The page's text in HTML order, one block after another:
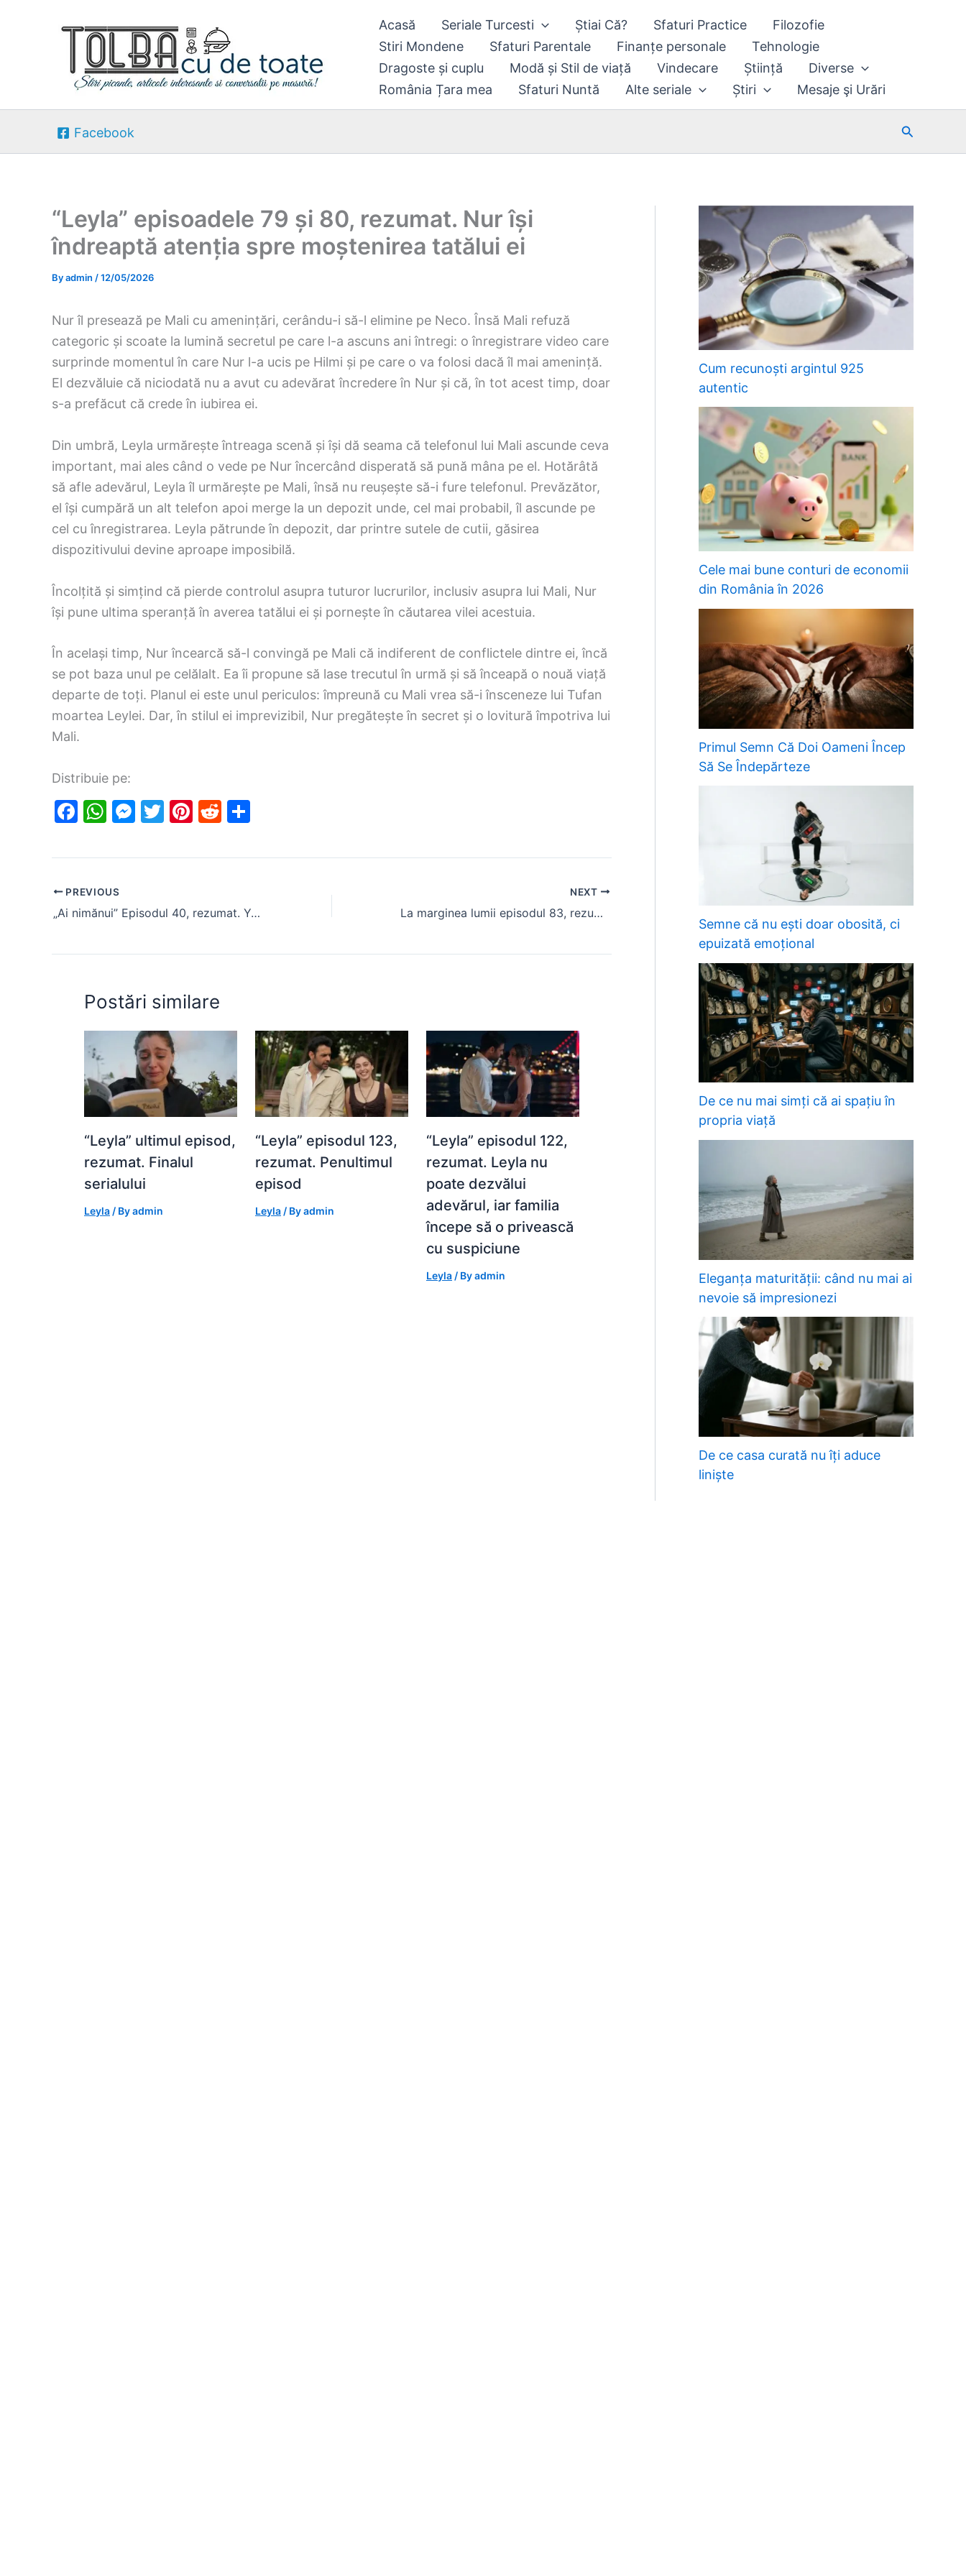
Acasă Seriale Turcesti Știai Că? Sfaturi Practice
Filozofie
Stiri Mondene
Sfaturi Parentale Finanțe personale
Tehnologie
Dragoste și cuplu
Modă și Stil de viață Vindecare Știință
Diverse
România Țara mea
Sfaturi Nuntă Alte seriale Știri Mesaje şi Urări
Facebook Search
“Leyla” episoadele 79 și 80, rezumat. Nur își
îndreaptă atenția spre moștenirea tatălui ei
Byadmin /12/05/2026
Nur îl presează pe Mali cu amenințări, cerându-i să-l elimine pe Neco. Însă Mali refuză
categoric și scoate la lumină secretul pe care l-a ascuns ani întregi: o înregistrare video care
surprinde momentul în care Nur l-a ucis pe Hilmi și pe care o va folosi dacă îl mai amenință.
El dezvăluie că niciodată nu a avut cu adevărat încredere în Nur și că, în tot acest timp, doar
s-a prefăcut că crede în iubirea ei.
Din umbră, Leyla urmărește întreaga scenă și își dă seama că telefonul lui Mali ascunde ceva
important, mai ales când o vede pe Nur încercând disperată să pună mâna pe el. Hotărâtă
să afle adevărul, Leyla îl urmărește pe Mali, însă nu reușește să-i fure telefonul. Prevăzător,
el își cumpără un alt telefon apoi merge la un depozit unde, cel mai probabil, îl ascunde pe
cel cu înregistrarea. Leyla pătrunde în depozit, dar printre sutele de cutii, găsirea
dispozitivului devine aproape imposibilă.
Încolțită și simțind că pierde controlul asupra tuturor lucrurilor, inclusiv asupra lui Mali, Nur
își pune ultima speranță în averea tatălui ei și pornește în căutarea vilei acestuia.
În același timp, Nur încearcă să-l convingă pe Mali că indiferent de conflictele dintre ei, încă
se pot baza unul pe celălalt. Ea îi propune să lase trecutul în urmă și să înceapă o nouă viață
departe de toți. Planul ei este unul periculos: împreună cu Mali vrea să-i însceneze lui Tufan
moartea Leylei. Dar, în stilul ei imprevizibil, Nur pregătește în secret și o lovitură împotriva lui
Mali.
Distribuie pe:
F
c
b
o
o
W
at
A
p
p
M
s
e
n
g
T
itt
Pi
er
st
R
d
t
ar
PREVIOUS
„Ai nimănui” Episodul 40, rezumat. Yusuf află că Zeliha este însărcinată
NEXT
La marginea lumii episodul 83, rezumat – Cihan decide să își deschidă inima în fața Alyei
Postări similare
“Leyla” ultimul episod,
rezumat. Finalul
serialului
Leyla / Byadmin
“Leyla” episodul 123,
rezumat. Penultimul
episod
Leyla / Byadmin
“Leyla” episodul 122,
rezumat. Leyla nu
poate dezvălui
adevărul, iar familia
începe să o privească
cu suspiciune
Leyla / Byadmin
Cum recunoști argintul 925
autentic
Cele mai bune conturi de economii
din România în 2026
Primul Semn Că Doi Oameni Încep
Să Se Îndepărteze
Semne că nu ești doar obosită, ci
epuizată emoțional
De ce nu mai simți că ai spațiu în
propria viață
Eleganța maturității: când nu mai ai
nevoie să impresionezi
De ce casa curată nu îți aduce
liniște